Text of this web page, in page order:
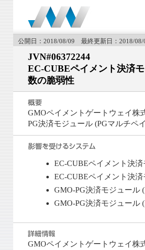
公開日：2018/08/09 最終更新日：2018/08/
JVN#06372244
EC-CUBEペイメント決済
数の脆弱性
GMOペイメントゲートウェイ株
PG決済モジュール (PGマルチペ
EC-CUBEペイメント決
EC-CUBEペイメント決
GMO-PG決済モジュール
GMO-PG決済モジュール
GMOペイメントゲートウェイ株